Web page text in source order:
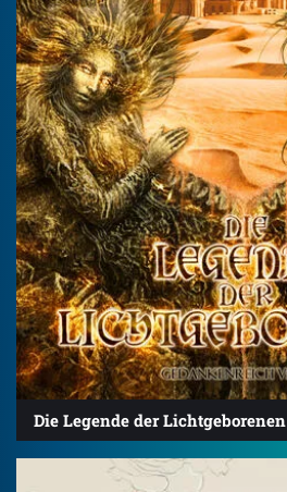
Die Legende der Lichtgeborenen